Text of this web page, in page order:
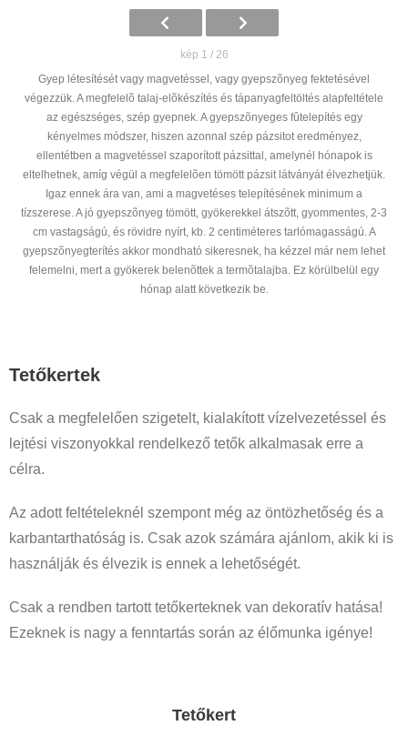
kép 1 / 26
Gyep létesítését vagy magvetéssel, vagy gyepszõnyeg fektetésével
végezzük. A megfelelõ talaj-elõkészítés és tápanyagfeltöltés alapfeltétele
az egészséges, szép gyepnek. A gyepszõnyeges fûtelepítés egy
kényelmes módszer, hiszen azonnal szép pázsitot eredményez,
ellentétben a magvetéssel szaporított pázsittal, amelynél hónapok is
eltelhetnek, amíg végül a megfelelõen tömött pázsit látványát élvezhetjük.
Igaz ennek ára van, ami a magvetéses telepítésének minimum a
tízszerese. A jó gyepszõnyeg tömött, gyökerekkel átszõtt, gyommentes, 2-3
cm vastagságú, és rövidre nyírt, kb. 2 centiméteres tarlómagasságú. A
gyepszõnyegterítés akkor mondható sikeresnek, ha kézzel már nem lehet
felemelni, mert a gyökerek belenõttek a termõtalajba. Ez körülbelül egy
hónap alatt következik be.
Tetőkertek
Csak a megfelelően szigetelt, kialakított vízelvezetéssel és
lejtési viszonyokkal rendelkező tetők alkalmasak erre a
célra.
Az adott feltételeknél szempont még az öntözhetőség és a
karbantarthatóság is. Csak azok számára ajánlom, akik ki is
használják és élvezik is ennek a lehetőségét.
Csak a rendben tartott tetőkerteknek van dekoratív hatása!
Ezeknek is nagy a fenntartás során az élőmunka igénye!
Tetőkert